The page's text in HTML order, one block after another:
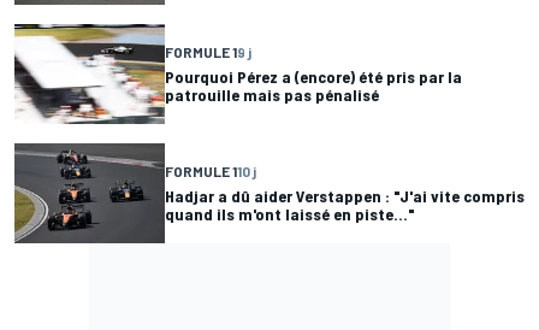
FORMULE 19 j
Pourquoi Pérez a (encore) été pris par la
patrouille mais pas pénalisé
FORMULE 110 j
Hadjar a dû aider Verstappen : "J'ai vite compris
quand ils m'ont laissé en piste..."